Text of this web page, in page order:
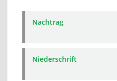
Nachtrag
Niederschrift